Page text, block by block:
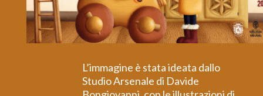
L’immagine è stata ideata dallo
Studio Arsenale di Davide